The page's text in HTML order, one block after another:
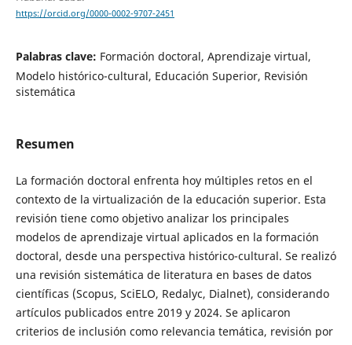
https://orcid.org/0000-0002-9707-2451
Palabras clave: Formación doctoral, Aprendizaje virtual,
Modelo histórico-cultural, Educación Superior, Revisión
sistemática
Resumen
La formación doctoral enfrenta hoy múltiples retos en el
contexto de la virtualización de la educación superior. Esta
revisión tiene como objetivo analizar los principales
modelos de aprendizaje virtual aplicados en la formación
doctoral, desde una perspectiva histórico-cultural. Se realizó
una revisión sistemática de literatura en bases de datos
científicas (Scopus, SciELO, Redalyc, Dialnet), considerando
artículos publicados entre 2019 y 2024. Se aplicaron
criterios de inclusión como relevancia temática, revisión por